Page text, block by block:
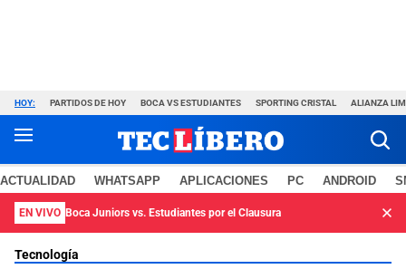
HOY: PARTIDOS DE HOY BOCA VS ESTUDIANTES SPORTING CRISTAL ALIANZA
ACTUALIDAD WHATSAPP APLICACIONES PC ANDROID
EN VIVO Boca Juniors vs. Estudiantes por el Clausura
Tecnología